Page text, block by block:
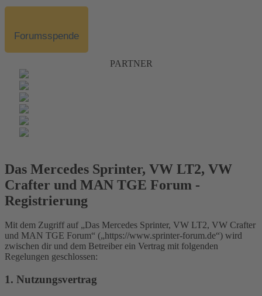
Forumsspende
PARTNER
Das Mercedes Sprinter, VW LT2, VW
Crafter und MAN TGE Forum -
Registrierung
Mit dem Zugriff auf „Das Mercedes Sprinter, VW LT2, VW Crafter
und MAN TGE Forum“ („https://www.sprinter-forum.de“) wird
zwischen dir und dem Betreiber ein Vertrag mit folgenden
Regelungen geschlossen:
1. Nutzungsvertrag